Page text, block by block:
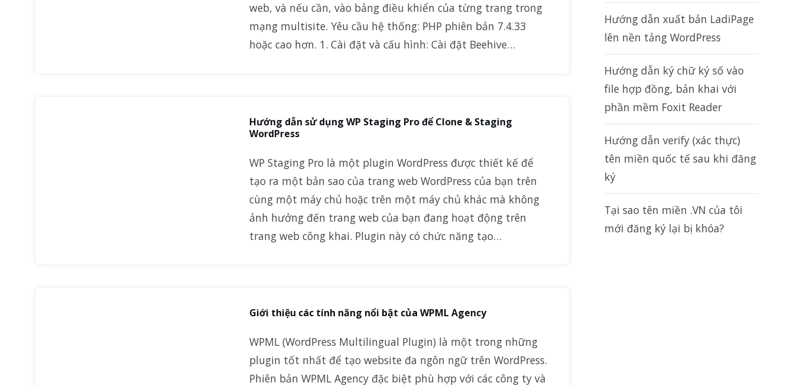
web, và nếu cần, vào bảng điều khiển của từng trang trong
mạng multisite. Yêu cầu hệ thống: PHP phiên bản 7.4.33
hoặc cao hơn. 1. Cài đặt và cấu hình: Cài đặt Beehive…
Hướng dẫn sử dụng WP Staging Pro để Clone & Staging
WordPress
WP Staging Pro là một plugin WordPress được thiết kế để
tạo ra một bản sao của trang web WordPress của bạn trên
cùng một máy chủ hoặc trên một máy chủ khác mà không
ảnh hưởng đến trang web của bạn đang hoạt động trên
trang web công khai. Plugin này có chức năng tạo…
Giới thiệu các tính năng nổi bật của WPML Agency
WPML (WordPress Multilingual Plugin) là một trong những
plugin tốt nhất để tạo website đa ngôn ngữ trên WordPress.
Phiên bản WPML Agency đặc biệt phù hợp với các công ty và
Hướng dẫn xuất bản LadiPage
lên nền tảng WordPress
Hướng dẫn ký chữ ký số vào
file hợp đồng, bản khai với
phần mềm Foxit Reader
Hướng dẫn verify (xác thực)
tên miền quốc tế sau khi đăng
ký
Tại sao tên miền .VN của tôi
mới đăng ký lại bị khóa?